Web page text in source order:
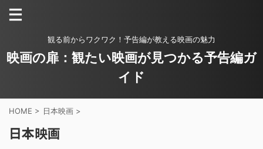
観る前からワクワク！予告編が教える映画の魅力
映画の扉：観たい映画が見つかる予告編ガ
イド
HOME > 日本映画 >
日本映画